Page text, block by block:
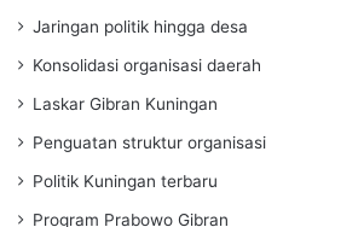
Jaringan politik hingga desa
Konsolidasi organisasi daerah
Laskar Gibran Kuningan
Penguatan struktur organisasi
Politik Kuningan terbaru
Program Prabowo Gibran